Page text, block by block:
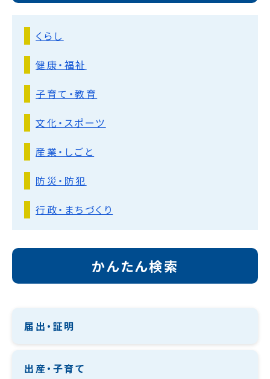
くらし
健康・福祉
子育て・教育
文化・スポーツ
産業・しごと
防災・防犯
行政・まちづくり
かんたん検索
届出・証明
出産・子育て